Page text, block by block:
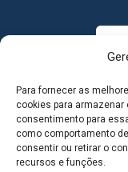
Para fornecer as
cookies para
consentimento para
como comportamento
consentir ou retirar o
recursos e funções.
MAPA DO SITE